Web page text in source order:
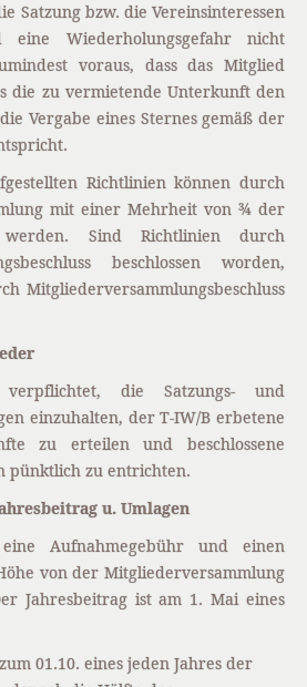
Satzung bzw. die Vereinsinteressen
Wiederholungsgefahr nicht
voraus, dass das Mitglied
die zu vermietende Unterkunft den
Vergabe eines Sternes gemäß der
Richtlinien können durch
mit einer Mehrheit von ¾ der
Sind Richtlinien durch
beschlossen worden,
Mitgliederversammlungsbeschluss
die Satzungs- und
einzuhalten, der T-IW/B erbetene
zu erteilen und beschlossene
pünktlich zu entrichten.
u. Umlagen
Aufnahmegebühr und einen
von der Mitgliederversammlung
Jahresbeitrag ist am 1. Mai eines
01.10. eines jeden Jahres der